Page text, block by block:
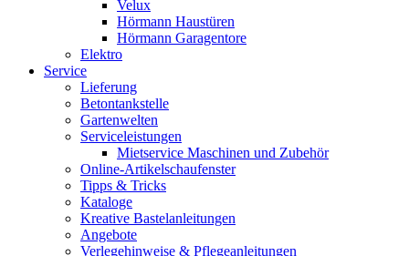
Velux
Hörmann Haustüren
Hörmann Garagentore
Elektro
Service
Lieferung
Betontankstelle
Gartenwelten
Serviceleistungen
Mietservice Maschinen und Zubehör
Online-Artikelschaufenster
Tipps & Tricks
Kataloge
Kreative Bastelanleitungen
Angebote
Verlegehinweise & Pflegeanleitungen